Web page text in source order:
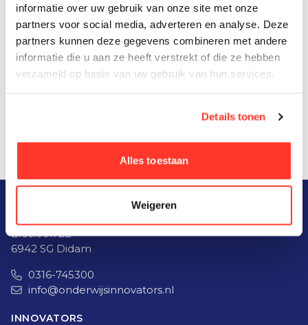
informatie over uw gebruik van onze site met onze
partners voor social media, adverteren en analyse. Deze
partners kunnen deze gegevens combineren met andere
informatie die u aan ze heeft verstrekt of die ze hebben
verzameld op basis van uw gebruik van hun services.
Details tonen
Alles toestaan
Weigeren
verkennen wat er mogelijk is? Neem
gerust contact met ons op, dan
denken we graag met je mee!
Bieslook 2E
6942 SG Didam
0316-745300
info@onderwijsinnovators.nl
INNOVATORS